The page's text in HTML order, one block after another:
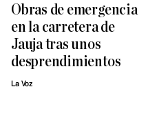
Obras de emergencia
en la carretera de
Jauja tras unos
desprendimientos
La Voz